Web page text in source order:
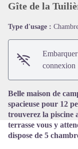
Gîte de la
Type d'usage :
connexion
Belle maison de
spacieuse pour 12
trouverez la piscine
terrasse vous y
dispose de 5